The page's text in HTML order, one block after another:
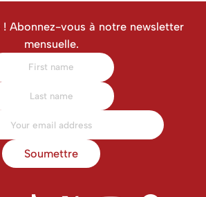
! Abonnez-vous à notre newsletter
mensuelle.
Soumettre